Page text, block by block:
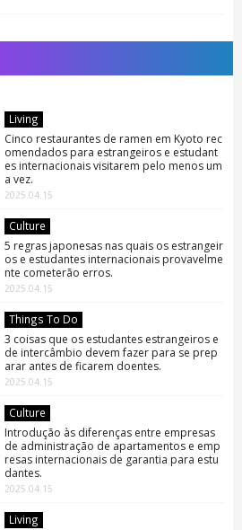
Living
Cinco restaurantes de ramen em Kyoto rec
omendados para estrangeiros e estudant
es internacionais visitarem pelo menos um
a vez.
2025.04.15
Culture
5 regras japonesas nas quais os estrangeir
os e estudantes internacionais provavelme
nte cometerão erros.
2025.04.15
Things To Do
3 coisas que os estudantes estrangeiros e
de intercâmbio devem fazer para se prep
arar antes de ficarem doentes.
2025.04.15
Culture
Introdução às diferenças entre empresas
de administração de apartamentos e emp
resas internacionais de garantia para estu
dantes.
2025.04.15
Living